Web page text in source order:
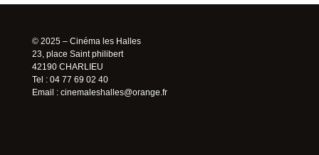
© 2025 – Cinéma les Halles
23, place Saint philibert
42190 CHARLIEU
Tel : 04 77 69 02 40
Email : cinemaleshalles@orange.fr